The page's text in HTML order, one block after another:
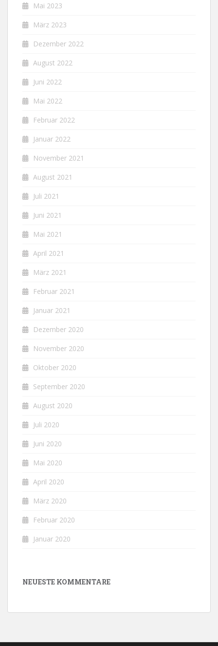
Mai 2023
März 2023
Dezember 2022
August 2022
Juni 2022
Mai 2022
Februar 2022
Januar 2022
November 2021
August 2021
Juli 2021
Juni 2021
Mai 2021
April 2021
März 2021
Februar 2021
Januar 2021
Dezember 2020
November 2020
Oktober 2020
September 2020
August 2020
Juli 2020
Juni 2020
Mai 2020
April 2020
März 2020
Februar 2020
Januar 2020
NEUESTE KOMMENTARE